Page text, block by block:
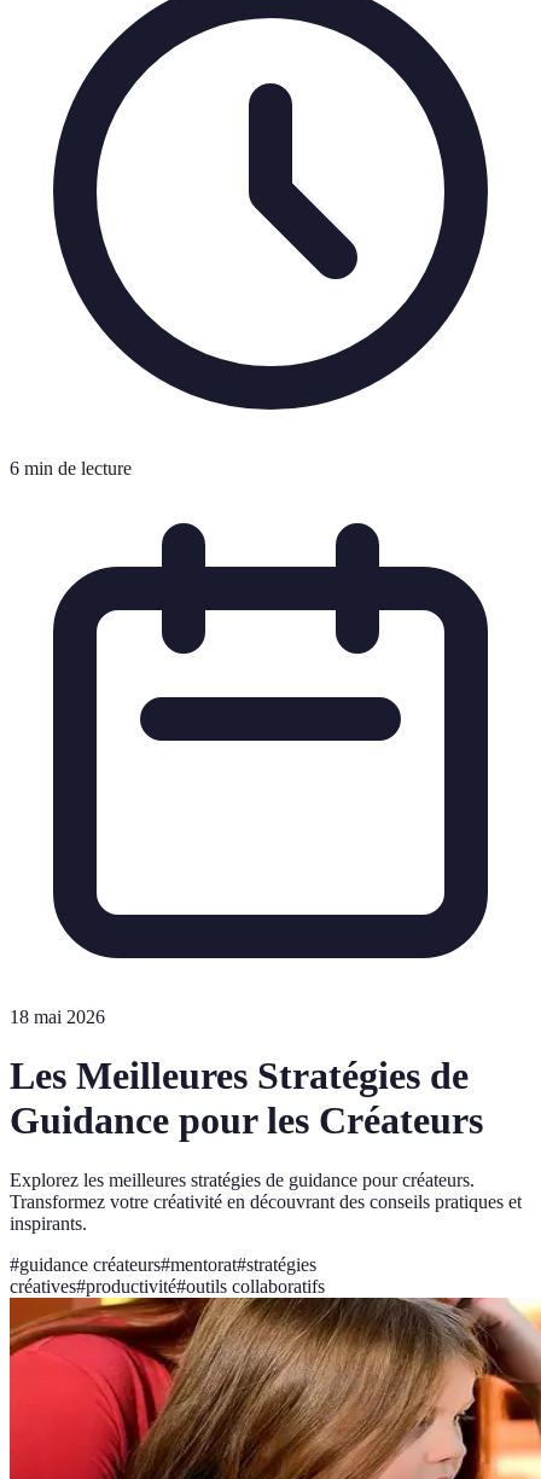
6 min de lecture
18 mai 2026
Les Meilleures Stratégies de
Guidance pour les Créateurs
Explorez les meilleures stratégies de guidance pour créateurs.
Transformez votre créativité en découvrant des conseils pratiques et
inspirants.
#guidance créateurs#mentorat#stratégies
créatives#productivité#outils collaboratifs